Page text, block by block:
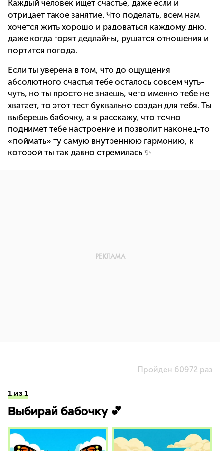
Каждый человек ищет счастье, даже если и
отрицает такое занятие. Что поделать, всем нам
хочется жить хорошо и радоваться каждому дню,
даже когда горят дедлайны, рушатся отношения и
портится погода.
Если ты уверена в том, что до ощущения
абсолютного счастья тебе осталось совсем чуть-
чуть, но ты просто не знаешь, чего именно тебе не
хватает, то этот тест буквально создан для тебя. Ты
выберешь бабочку, а я расскажу, что точно
поднимет тебе настроение и позволит наконец-то
«поймать» ту самую внутреннюю гармонию, к
которой ты так давно стремилась ✨
Пройден 60972 раз
1 из 1
Выбирай бабочку 💕